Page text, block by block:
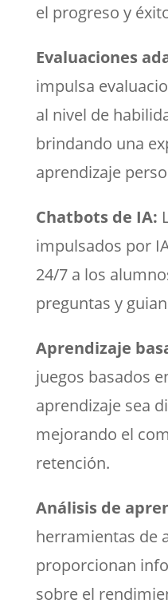
el progreso y
Evaluaciones
impulsa
al nivel de
brindando una
aprendizaje
Chatbots de IA:
impulsados por
24/7 a los
preguntas y
Aprendizaje
juegos basados
aprendizaje sea
mejorando el
retención.
Análisis de
herramientas de
proporcionan
sobre el